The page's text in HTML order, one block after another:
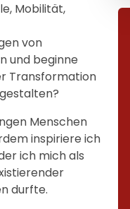
Mobilität,
von
und beginne
Transformation
Menschen
inspiriere ich
ich mich als
durfte.